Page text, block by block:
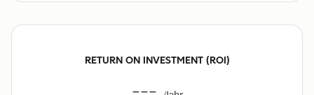
RETURN ON INVESTMENT (ROI)